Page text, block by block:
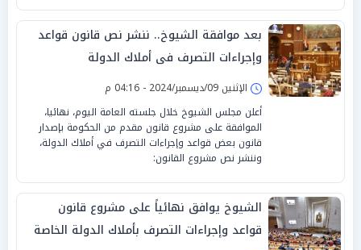
بعد موافقة الشيوخ.. ننشر نص قانون قواعد
وإجراءات التصرف فى أملاك الدولة
الإثنين 09/ديسمبر/2024 - 04:16 م
أعلن مجلس الشيوخ خلال جلسته العامة اليوم، نهائيا،
الموافقة على مشروع قانون مقدم من الحكومة بإصدار
قانون بعض قواعد وإجراءات التصرف في أملاك الدولة،
وننشر نص مشروع القانون:
الشيوخ يوافق نهائياً على مشروع قانون
قواعد وإجراءات التصرف بأملاك الدولة الخاصة